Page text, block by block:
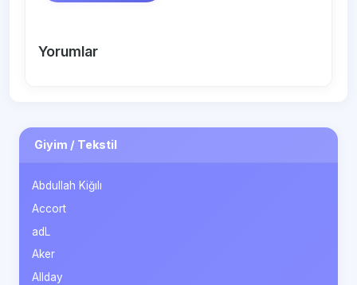
Yorumlar
Giyim / Tekstil
Abdullah Kiğılı
Accort
adL
Aker
Allday